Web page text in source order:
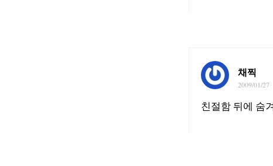
채찍
2009/01/27
친절함 뒤에 숨